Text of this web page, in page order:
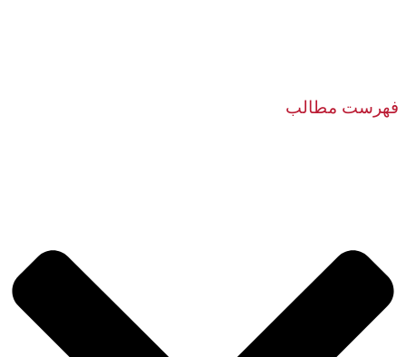
فهرست مطالب